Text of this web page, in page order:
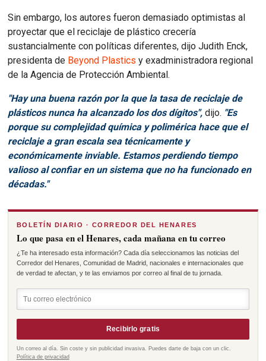
Sin embargo, los autores fueron demasiado optimistas al
proyectar que el reciclaje de plástico crecería
sustancialmente con políticas diferentes, dijo Judith Enck,
presidenta de Beyond Plastics y exadministradora regional
de la Agencia de Protección Ambiental.
"Hay una buena razón por la que la tasa de reciclaje de
plásticos nunca ha alcanzado los dos dígitos", dijo. "Es
porque su complejidad química y polimérica hace que el
reciclaje a gran escala sea técnicamente y
económicamente inviable. Estamos perdiendo tiempo
valioso al confiar en un sistema que no ha funcionado en
décadas."
BOLETÍN DIARIO · CORREDOR DEL HENARES
Lo que pasa en el Henares, cada mañana en tu correo
¿Te ha interesado esta información? Cada día seleccionamos las noticias del
Corredor del Henares, Comunidad de Madrid, nacionales e internacionales que
de verdad te afectan, y te las enviamos por correo al final de tu jornada.
Recibirlo gratis
Un correo al día. Sin coste y sin publicidad invasiva. Puedes darte de baja con un clic.
Política de privacidad